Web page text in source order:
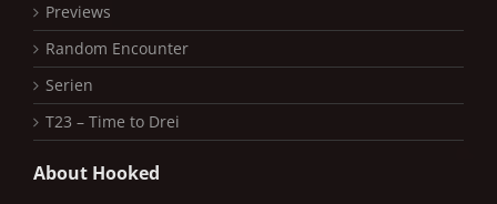
Previews
Random Encounter
Serien
T23 – Time to Drei
About Hooked